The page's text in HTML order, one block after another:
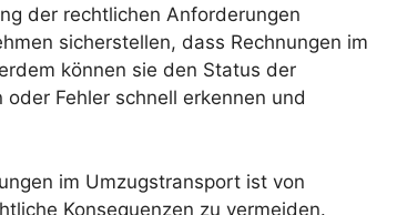
der rechtlichen Anforderungen
sicherstellen, dass Rechnungen im
können sie den Status der
Fehler schnell erkennen und
im Umzugstransport ist von
Konsequenzen zu vermeiden.